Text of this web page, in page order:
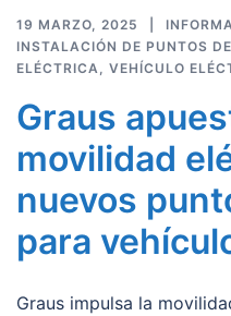
19 MARZO, 2025
INSTALACIÓN DE PUNTOS
ELÉCTRICA
VEHÍCULO
Graus
movilidad
nuevos
para
Graus impulsa la